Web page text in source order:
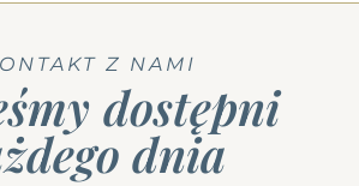
Z NAMI
dostępni
dnia